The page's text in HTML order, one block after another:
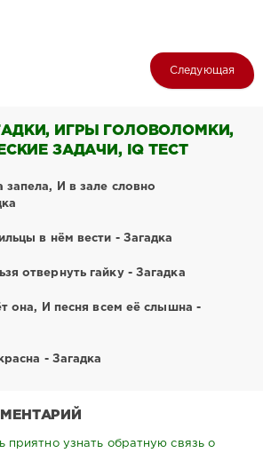
Следующая
ИГРЫ ГОЛОВОЛОМКИ,
ЗАДАЧИ, IQ ТЕСТ
запела, И в зале словно
в нём вести - Загадка
отвернуть гайку - Загадка
она, И песня всем её слышна -
- Загадка
приятно узнать обратную связь о